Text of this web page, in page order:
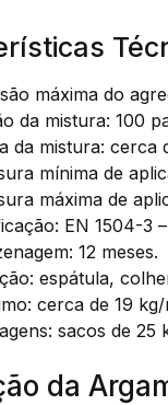
máxima do
da mistura: 100
da mistura: cerca
mínima de
máxima de
EN 1504-3
12 meses.
espátula,
cerca de 19
sacos de 25
da